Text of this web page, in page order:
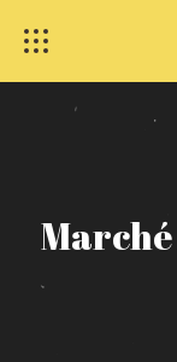
Marché